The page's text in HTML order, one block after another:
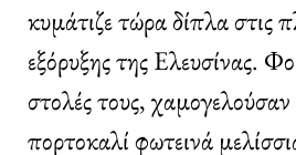
κυμάτιζε τώρα δίπλα στις
εξόρυξης της Ελευσίνας.
στολές τους,
πορτοκαλί φωτεινά